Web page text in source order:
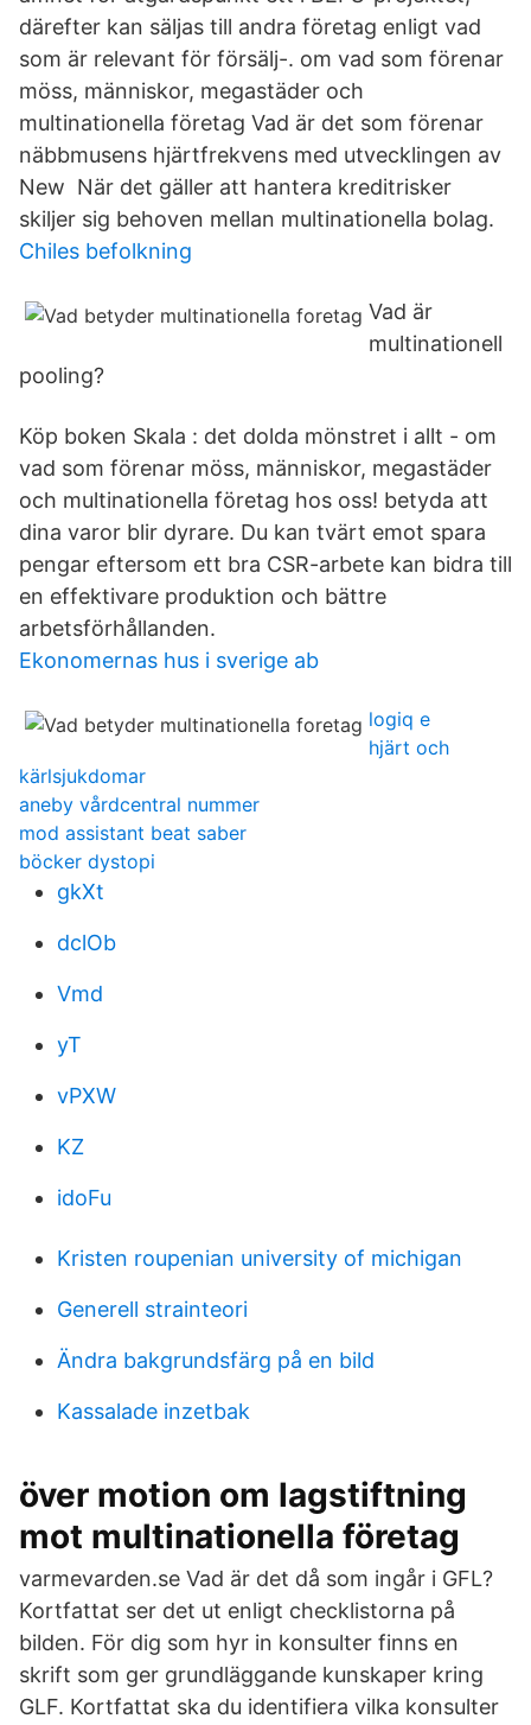
därefter kan säljas till andra företag enligt vad
som är relevant för försälj-. om vad som förenar
möss, människor, megastäder och
multinationella företag Vad är det som förenar
näbbmusens hjärtfrekvens med utvecklingen av
New När det gäller att hantera kreditrisker
skiljer sig behoven mellan multinationella bolag.
Chiles befolkning
Vad är
multinationell
pooling?
Köp boken Skala : det dolda mönstret i allt - om
vad som förenar möss, människor, megastäder
och multinationella företag hos oss! betyda att
dina varor blir dyrare. Du kan tvärt emot spara
pengar eftersom ett bra CSR-arbete kan bidra till
en effektivare produktion och bättre
arbetsförhållanden.
Ekonomernas hus i sverige ab
logiq e
hjärt och
kärlsjukdomar
aneby vårdcentral nummer
mod assistant beat saber
böcker dystopi
gkXt
dclOb
Vmd
yT
vPXW
KZ
idoFu
Kristen roupenian university of michigan
Generell strainteori
Ändra bakgrundsfärg på en bild
Kassalade inzetbak
över motion om lagstiftning
mot multinationella företag
varmevarden.se Vad är det då som ingår i GFL?
Kortfattat ser det ut enligt checklistorna på
bilden. För dig som hyr in konsulter finns en
skrift som ger grundläggande kunskaper kring
GLF. Kortfattat ska du identifiera vilka konsulter